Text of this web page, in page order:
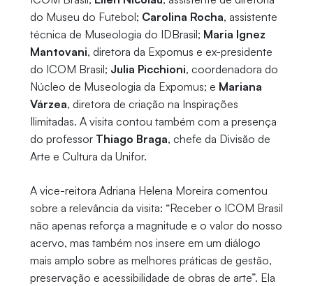
do Museu do Futebol; Carolina Rocha, assistente
técnica de Museologia do IDBrasil; Maria Ignez
Mantovani, diretora da Expomus e ex-presidente
do ICOM Brasil; Julia Picchioni, coordenadora do
Núcleo de Museologia da Expomus; e Mariana
Várzea, diretora de criação na Inspirações
Ilimitadas. A visita contou também com a presença
do professor Thiago Braga, chefe da Divisão de
Arte e Cultura da Unifor.
A vice-reitora Adriana Helena Moreira comentou
sobre a relevância da visita: “Receber o ICOM Brasil
não apenas reforça a magnitude e o valor do nosso
acervo, mas também nos insere em um diálogo
mais amplo sobre as melhores práticas de gestão,
preservação e acessibilidade de obras de arte”. Ela